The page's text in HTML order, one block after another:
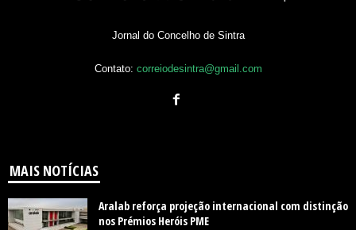
Jornal do Concelho de Sintra
Contato: correiodesintra@gmail.com
MAIS NOTÍCIAS
Aralab reforça projeção internacional com distinção
nos Prémios Heróis PME